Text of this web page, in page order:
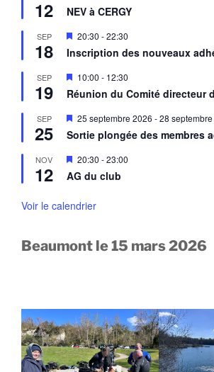
ta
a
n
t
12
i
s
n
a
a
n
t
NEV à CERGY
SEP
18
M
s
n
a
a
n
t
20:30 -22:30
Inscription des nouveaux
SEP
19
M
i
s
n
a
a
n
t
10:00 - 12:30
Réunion du Comité directeur
SEP
25
M
s
n
a
n
25 septembre 2026 -28
Sortie plongée des membres
NOV
12
M
i
s
n
n
20:30 -23:00
AG du club
Voir le calendrier
Beaumont le 15 mars 2026